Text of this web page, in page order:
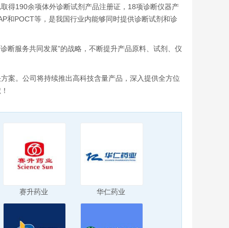
得190余项体外诊断试剂产品注册证，18项诊断仪器产
和POCT等，是我国行业内能够同时提供诊断试剂和诊
断服务共同发展”的战略，不断提升产品原料、试剂、仪
案。公司将持续推出高科技含量产品，深入提供全方位
赛升药业 华仁药业